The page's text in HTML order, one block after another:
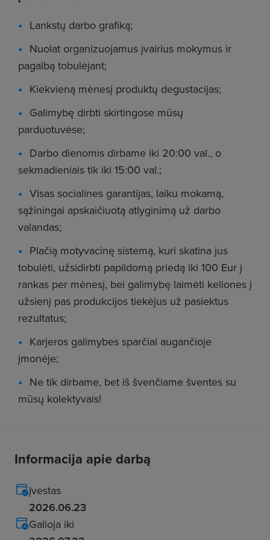
Lankstų darbo grafiką;
Nuolat organizuojamus įvairius mokymus ir
pagalbą tobulėjant;
Kiekvieną mėnesį produktų degustacijas;
Galimybę dirbti skirtingose mūsų
parduotuvėse;
Darbo dienomis dirbame iki 20:00 val., o
sekmadieniais tik iki 15:00 val.;
Visas socialines garantijas, laiku mokamą,
sąžiningai apskaičiuotą atlyginimą už darbo
valandas;
Plačią motyvacinę sistemą, kuri skatina jus
tobulėti, užsidirbti papildomą priedą iki 100 Eur į
rankas per mėnesį, bei galimybę laimėti keliones į
užsienį pas produkcijos tiekėjus už pasiektus
rezultatus;
Karjeros galimybes sparčiai augančioje
įmonėje;
Ne tik dirbame, bet iš švenčiame šventes su
mūsų kolektyvais!
Informacija apie darbą
Įvestas
2026.06.23
Galioja iki